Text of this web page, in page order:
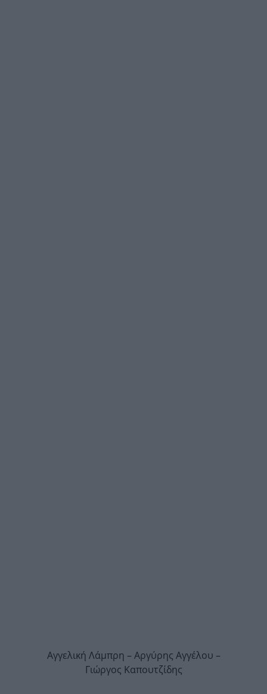
Αγγελική Λάμπρη – Αργύρης Αγγέλου –
Γιώργος Καπουτζίδης